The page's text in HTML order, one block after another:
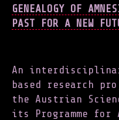
GENEALOGY OF
PAST FOR A NEW
An
based research
the Austrian
its Programme for